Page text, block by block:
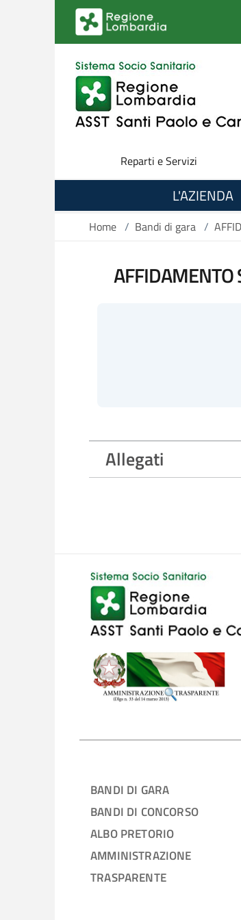
Salta al contenuto principale
Reparti e Servizi
L'AZIENDA
Home / Bandi di gara /
Allegati
BANDI DI GARA
BANDI DI CONCORSO
ALBO PRETORIO
AMMINISTRAZIONE
TRASPARENTE